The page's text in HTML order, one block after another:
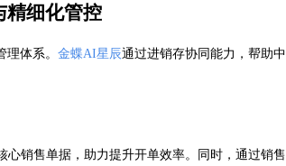
精细化管控
体系。 金蝶AI星辰通过进销存协同能力，帮助中
销售单据，助力提升开单效率。同时，通过销售